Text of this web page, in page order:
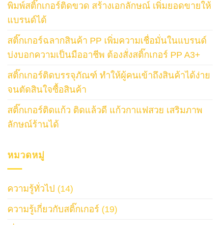
พิมพ์สติ๊กเกอร์ติดขวด สร้างเอกลักษณ์ เพิ่มยอดขายให้
แบรนด์ได้
สติ๊กเกอร์ฉลากสินค้า PP เพิ่มความเชื่อมั่นในแบรนด์
บ่งบอกความเป็นมืออาชีพ ต้องสั่งสติ๊กเกอร์ PP A3+
สติ๊กเกอร์ติดบรรจุภัณฑ์ ทำให้ผู้คนเข้าถึงสินค้าได้ง่าย
จนตัดสินใจซื้อสินค้า
สติ๊กเกอร์ติดแก้ว ติดแล้วดี แก้วกาแฟสวย เสริมภาพ
ลักษณ์ร้านได้
หมวดหมู่
ความรู้ทั่วไป (14)
ความรู้เกี่ยวกับสติ๊กเกอร์ (19)